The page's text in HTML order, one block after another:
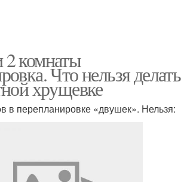
комнаты
Что нельзя делать
хрущевке
в перепланировке «двушек». Нельзя: